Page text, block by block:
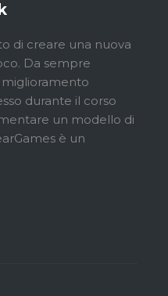
di creare una nuova
Da sempre
miglioramento
durante il corso
un modello di
è un